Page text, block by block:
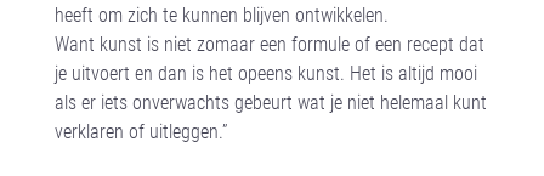
heeft om zich te kunnen blijven ontwikkelen.
Want kunst is niet zomaar een formule of een recept dat
je uitvoert en dan is het opeens kunst. Het is altijd mooi
als er iets onverwachts gebeurt wat je niet helemaal kunt
verklaren of uitleggen.”